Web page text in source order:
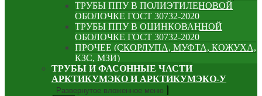
ТРУБЫ ППУ В ПОЛИЭТИЛЕНОВОЙ
ОБОЛОЧКЕ ГОСТ 30732-2020
ТРУБЫ ППУ В ОЦИНКОВАННОЙ
ОБОЛОЧКЕ ГОСТ 30732-2020
ПРОЧЕЕ (СКОРЛУПА, МУФТА, КОЖУХА,
КЗС, МЗИ)
ТРУБЫ И ФАСОННЫЕ ЧАСТИ
АРКТИКУМЭКО И АРКТИКУМЭКО-У
Развернутое вложенное меню